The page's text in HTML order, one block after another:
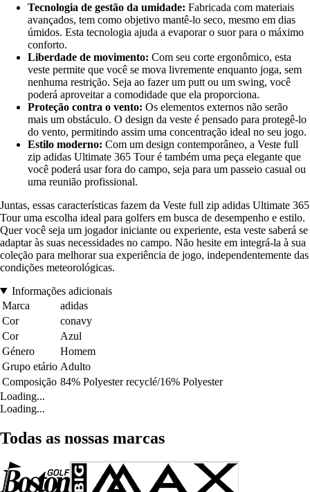
Tecnologia de gestão da umidade: Fabricada com materiais
avançados, tem como objetivo mantê-lo seco, mesmo em dias
úmidos. Esta tecnologia ajuda a evaporar o suor para o máximo
conforto.
Liberdade de movimento: Com seu corte ergonômico, esta
veste permite que você se mova livremente enquanto joga, sem
nenhuma restrição. Seja ao fazer um putt ou um swing, você
poderá aproveitar a comodidade que ela proporciona.
Proteção contra o vento: Os elementos externos não serão
mais um obstáculo. O design da veste é pensado para protegê-lo
do vento, permitindo assim uma concentração ideal no seu jogo.
Estilo moderno: Com um design contemporâneo, a Veste full
zip adidas Ultimate 365 Tour é também uma peça elegante que
você poderá usar fora do campo, seja para um passeio casual ou
uma reunião profissional.
Juntas, essas características fazem da Veste full zip adidas Ultimate 365
Tour uma escolha ideal para golfers em busca de desempenho e estilo.
Quer você seja um jogador iniciante ou experiente, esta veste saberá se
adaptar às suas necessidades no campo. Não hesite em integrá-la à sua
coleção para melhorar sua experiência de jogo, independentemente das
condições meteorológicas.
Informações adicionais
Marca
adidas
Cor
conavy
Cor
Azul
Género
Homem
Grupo etário Adulto
Composição 84% Polyester recyclé/16% Polyester
Loading...
Loading...
Todas as nossas marcas